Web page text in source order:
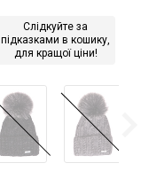
Слідкуйте за
підказками в кошику,
для кращої ціни!